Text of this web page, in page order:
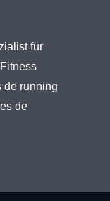
für
de running
de